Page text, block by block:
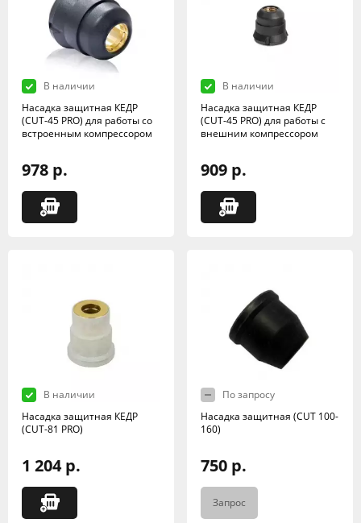
В наличии
Насадка защитная КЕДР
(CUT-45 PRO) для работы со
встроенным компрессором
978 р.
В наличии
Насадка защитная КЕДР
(CUT-45 PRO) для работы с
внешним компрессором
909 р.
В наличии
Насадка защитная КЕДР
(CUT-81 PRO)
1 204 р.
По запросу
Насадка защитная (CUT 100-
160)
750 р.
Запрос